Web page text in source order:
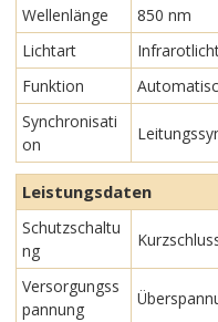
Wellenlänge
850 nm
Lichtart
Funktion
Synchronisati
on
Leistungsdaten
Schutzschaltu
ng
Versorgungss
pannung